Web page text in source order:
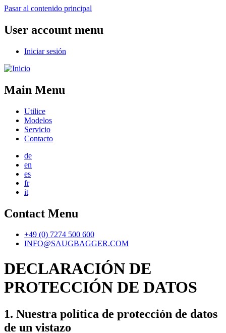
Welcome
All
in
Accessibility
screen
reader.
start
Accessibility
reader,
press
"Ctrl
shortcut
activates
screen
reader
help
you
navigate
and
the
content.
Pasar al contenido principal
User account menu
Iniciar sesión
Main Menu
Utilice
Modelos
Servicio
Contacto
de
en
es
fr
it
Contact Menu
+49 (0) 7274 500 600
INFO@SAUGBAGGER.COM
DECLARACIÓN DE
PROTECCIÓN DE DATOS
1. Nuestra política de protección de datos
de un vistazo